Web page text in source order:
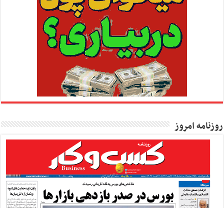
روزنامه امروز